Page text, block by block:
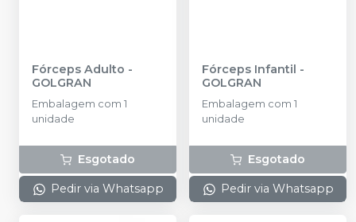
Fórceps Adulto -
GOLGRAN
Embalagem com 1
unidade
Esgotado
Pedir via Whatsapp
Fórceps Infantil -
GOLGRAN
Embalagem com 1
unidade
Esgotado
Pedir via Whatsapp